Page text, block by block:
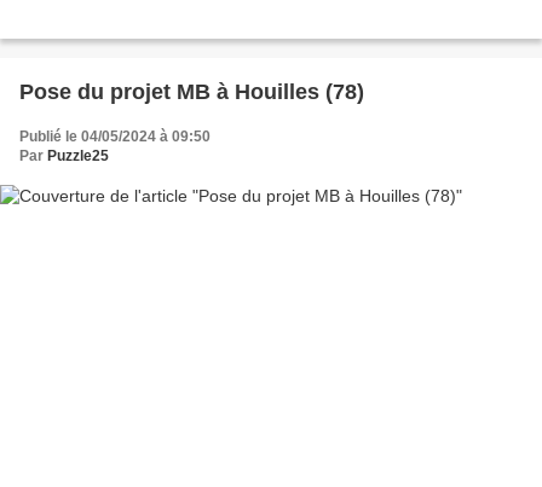
Pose du projet MB à Houilles (78)
Publié le 04/05/2024 à 09:50
Par Puzzle25